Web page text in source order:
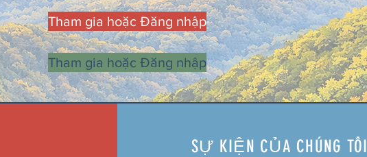
Tham gia hoặc Đăng nhập
Tham gia hoặc Đăng nhập
SỰ KIỆN CỦA CHÚNG TÔI